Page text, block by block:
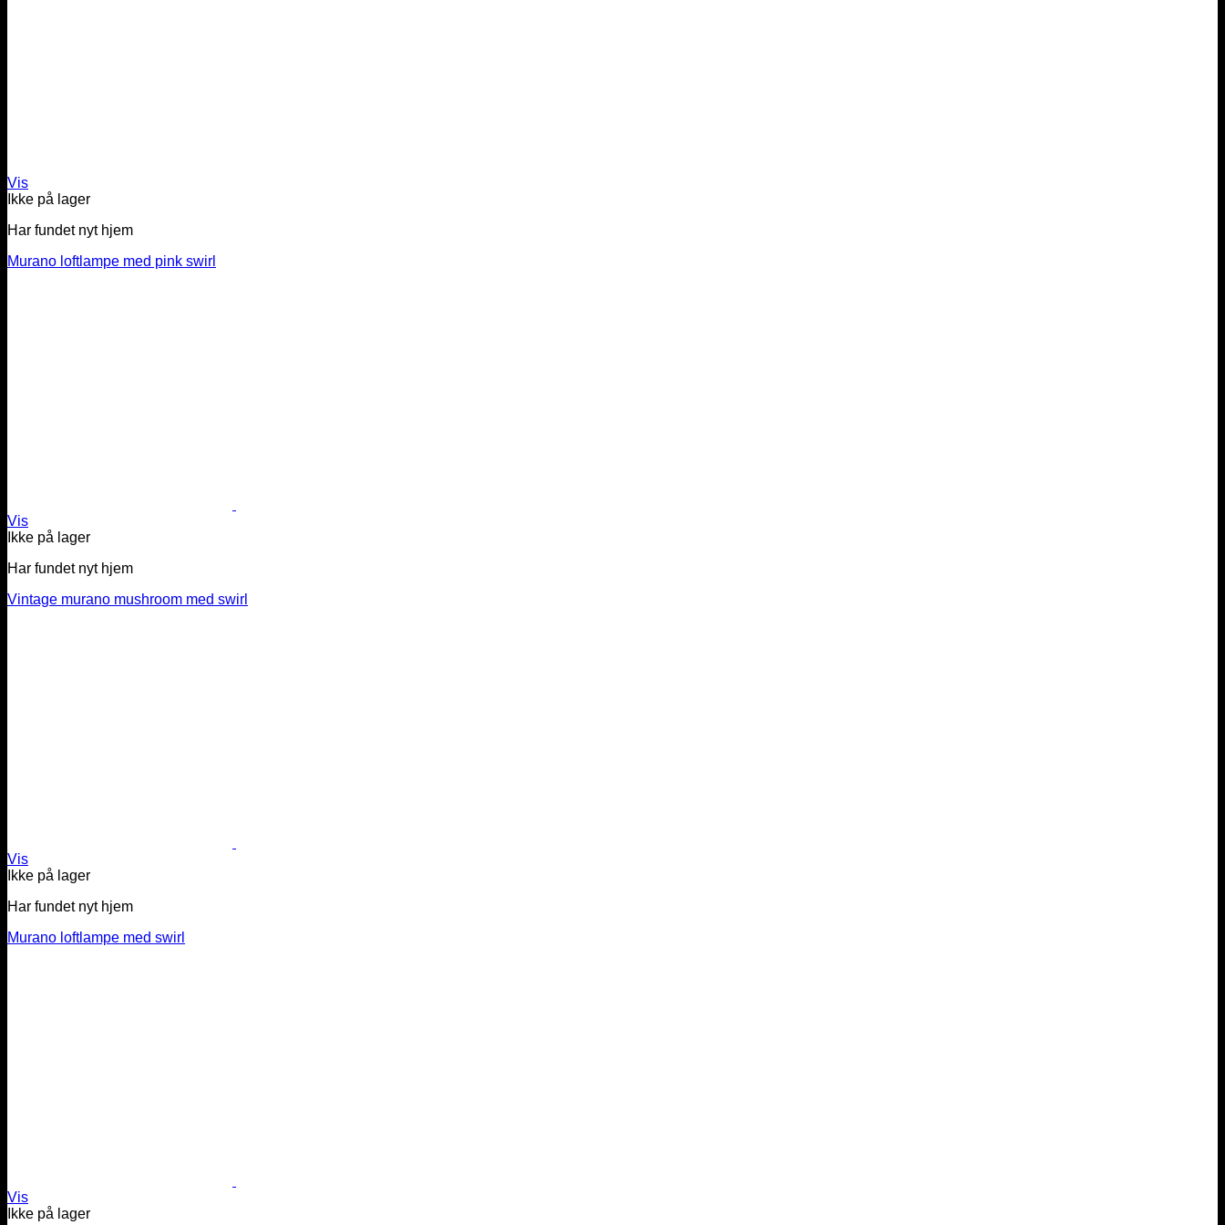
Vis
Ikke på lager
Har fundet nyt hjem
Murano loftlampe med pink swirl
Vis
Ikke på lager
Har fundet nyt hjem
Vintage murano mushroom med swirl
Vis
Ikke på lager
Har fundet nyt hjem
Murano loftlampe med swirl
Vis
Ikke på lager